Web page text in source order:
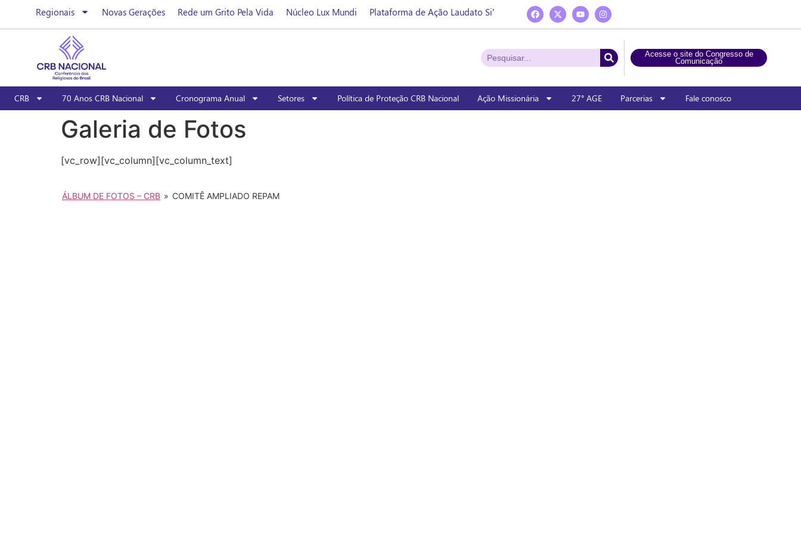
Regionais Novas Gerações Rede um Grito Pela Vida Núcleo Lux Mundi Plataforma de Ação Laudato Si’
Acesse o site do Congresso de
Comunicação
CRB 70 Anos CRB Nacional Cronograma Anual Setores Política de Proteção CRB Nacional Ação Missionária 27° AGE Parcerias Fale conosco
Galeria de Fotos
[vc_row][vc_column][vc_column_text]
ÁLBUM DE FOTOS – CRB » COMITÊ AMPLIADO REPAM